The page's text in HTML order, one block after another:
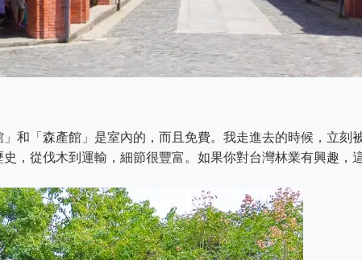
和「森產館」是室內的，而且免費。我走進去的時候，立刻
，從伐木到運輸，細節很豐富。如果你對台灣林業有興趣，